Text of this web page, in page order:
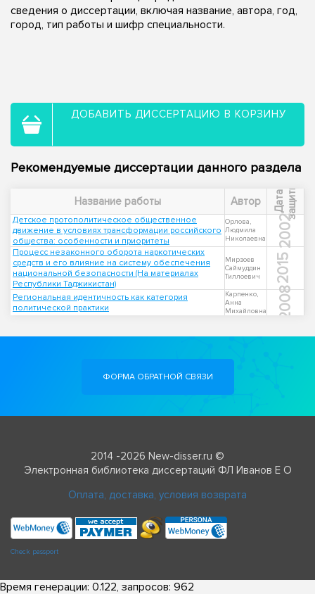
сведения о диссертации, включая название, автора, год,
город, тип работы и шифр специальности.
ДОБАВИТЬ ДИССЕРТАЦИЮ В КОРЗИНУ
Рекомендуемые диссертации данного раздела
Название работы Автор Д
а
т
а
з
а
щ
и
т ы
Детское протополитическое общественное
движение в условиях трансформации российского
общества: особенности и приоритеты
Орлова,
Людмила
Николаевна
2002
Процесс незаконного оборота наркотических
средств и его влияние на систему обеспечения
национальной безопасности (На материалах
Республики Таджикистан)
Мирзоев
Саймуддин
Тиллоевич
2015
Региональная идентичность как категория
политической практики
Карпенко,
Анна
Михайловна
2008
ФОРМА ОБРАТНОЙ СВЯЗИ
2014 -2026 New-disser.ru ©
Электронная библиотека диссертаций ФЛ Иванов Е О
Оплата, доставка, условия возврата
Check passport
Время генерации: 0.122, запросов: 962